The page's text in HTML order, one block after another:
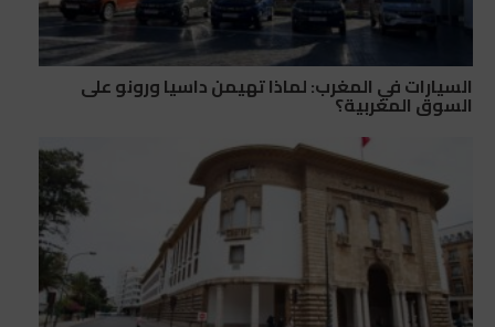
السيارات في المغرب: لماذا تهيمن داسيا ورونو على
السوق المغربية؟